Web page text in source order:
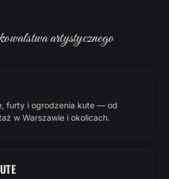
artystycznego
furty i ogrodzenia kute — od
w Warszawie i okolicach.